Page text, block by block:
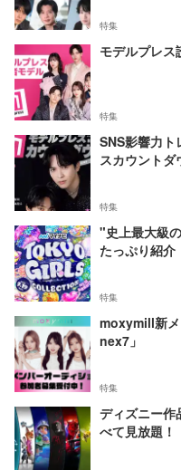
特集
モデルプレス
特集
SNS影響力ト
スカウントダ
特集
"史上最大級
たっぷり紹介
特集
moxymill新
nex7」
特集
ディズニー作
べて見放題！